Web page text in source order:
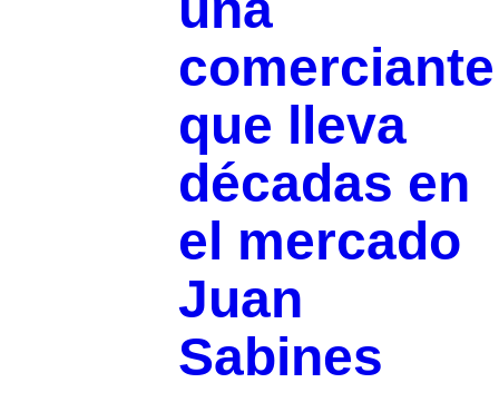
comerciante
que lleva
décadas en
el mercado
Juan
Sabines